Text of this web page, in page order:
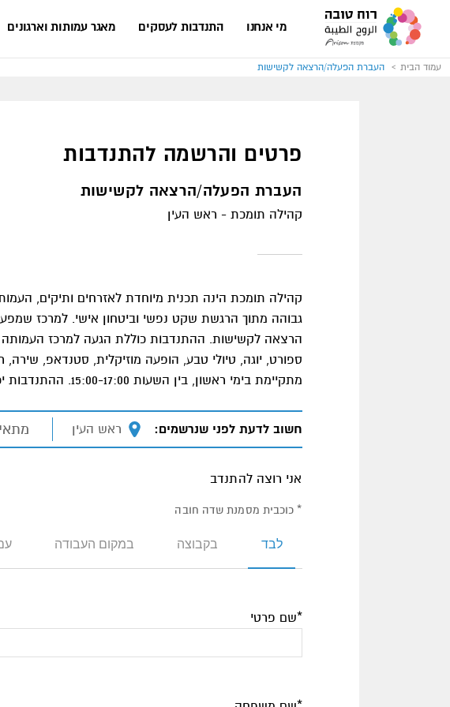
רוח
מי אנחנו התנדבות לעסקים מאגר עמותות וארגונים
עמוד הבית העברת הפעלה/הרצאה לקשישות
פרטים והרשמה להתנדבות
העברת הפעלה/הרצאה לקשישות
קהילה תומכת - ראש העין
קהילה תומכת הינה תכנית מיוחדת לאזרחים ותיקים,
גבוהה מתוך הרגשת שקט נפשי וביטחון אישי. למרכז
הרצאה לקשישות. ההתנדבות כוללת הגעה למרכז העמותה
ספורט, יוגה, טיולי טבע, הופעה מוזיקלית, סטנדאפ,
מתקיימת בימי ראשון, בין השעות 15:00-17:00. ההתנדבות יכולה להיות חד-פעמית או קבועה.
חשוב לדעת לפני שנרשמים: מיקום:
ראש העין
אני רוצה להתנדב
* כוכבית מסמנת שדה חובה
לבד בקבוצה במקום העבודה
*שם פרטי